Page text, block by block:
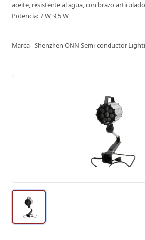
aceite, resistente al agua, con brazo
Potencia: 7 W, 9,5 W
Marca - Shenzhen ONN Semi-conductor